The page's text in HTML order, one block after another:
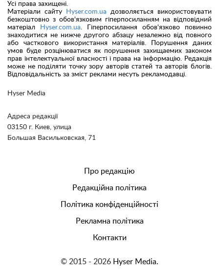
Hyser Media
Адреса редакції
03150 г. Киев, улица
Большая Васильковская, 71
Усі права захищені.
Матеріали сайту
Hyser.com.ua дозволяється використовувати
безкоштовно з обов'язковим гіперпосиланням на відповідний
матеріал
Hyser.com.ua. Гіперпосилання обов'язково повинно
знаходитися не нижче другого абзацу незалежно від повного
або часткового використання матеріалів. Порушення даних
умов буде розцінюватися як порушення захищаемих законом
прав інтелектуальної власності і права на інформацію. Редакція
може не поділяти точку зору авторів статей та авторів блогів.
Відповідальність за зміст реклами несуть рекламодавці.
Про редакцію
Редакційна політика
Політика конфіденційності
Рекламна політика
Контакти
© 2015 - 2026 Hyser Media.